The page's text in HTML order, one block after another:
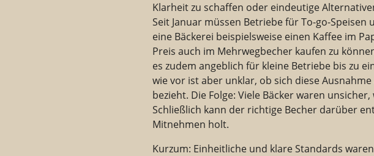
Klarheit zu schaffen oder eindeutige
Seit Januar müssen Betriebe für To-go-
eine Bäckerei beispielsweise einen Kaffee im
Preis auch im Mehrwegbecher kaufen zu
es zudem angeblich für kleine Betriebe bis zu
wie vor ist aber unklar, ob sich diese
bezieht. Die Folge: Viele Bäcker waren
Schließlich kann der richtige Becher darüber
Mitnehmen holt.
Kurzum: Einheitliche und klare Standards